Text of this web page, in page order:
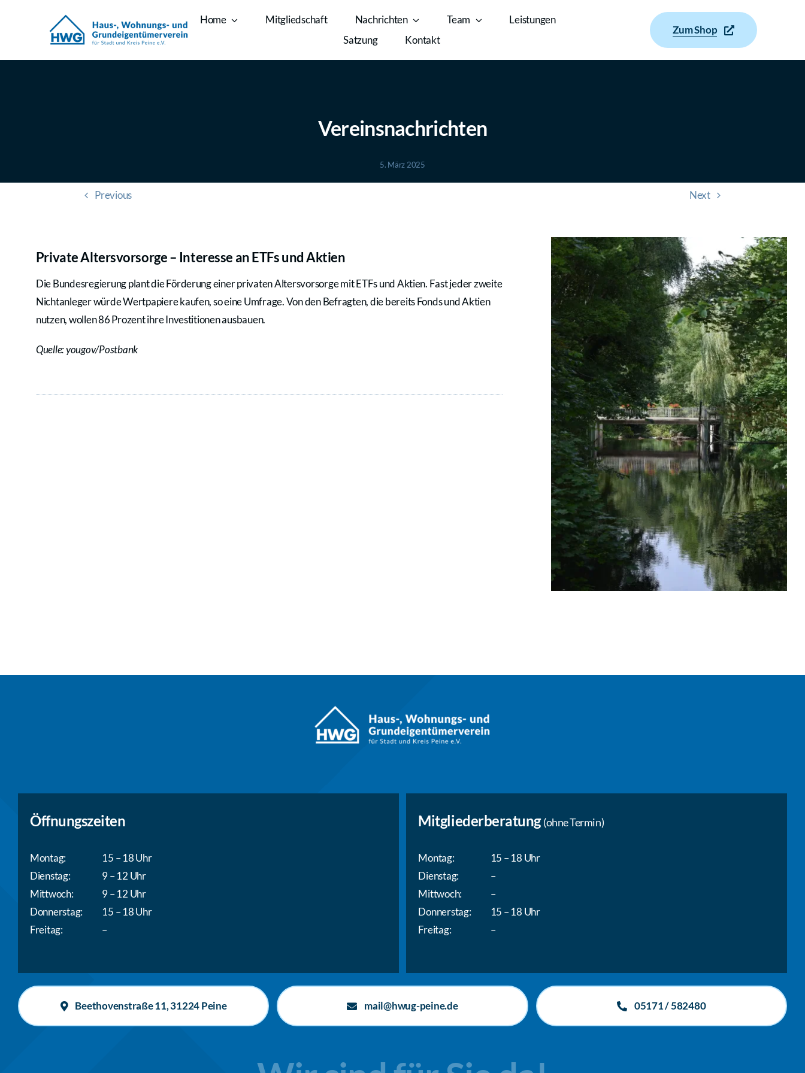
Home Mitgliedschaft Nachrichten Team
Leistungen
Satzung
Kontakt
Zum Shop
Vereinsnachrichten
5. März 2025
Previous Next
Private Altersvorsorge – Interesse an ETFs und Aktien
Die Bundesregierung plant die Förderung einer privaten Altersvorsorge mit ETFs und Aktien. Fast jeder zweite
Nichtanleger würde Wertpapiere kaufen, so eine Umfrage. Von den Befragten, die bereits Fonds und Aktien
nutzen, wollen 86 Prozent ihre Investitionen ausbauen.
Quelle: yougov/Postbank
Öffnungszeiten
Montag:
Dienstag:
Mittwoch:
Donnerstag:
Freitag:
15 – 18 Uhr
9 – 12 Uhr
9 – 12 Uhr
15 – 18 Uhr
–
Mitgliederberatung(ohne Termin)
Montag:
Dienstag:
Mittwoch:
Donnerstag:
Freitag:
15 – 18 Uhr
–
–
15 – 18 Uhr
–
Beethovenstraße 11, 31224 Peine mail@hwug-peine.de 05171 / 582480